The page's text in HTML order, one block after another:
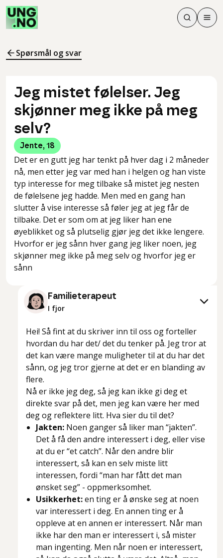
Søk
Søk
Meny
Spørsmål og svar
Jeg mistet følelser. Jeg
skjønner meg ikke på meg
selv?
Jente, 18
Det er en gutt jeg har tenkt på hver dag i 2 måneder
nå, men etter jeg var med han i helgen og han viste
typ interesse for meg tilbake så mistet jeg nesten
de følelsene jeg hadde. Men med en gang han
slutter å vise interesse så føler jeg at jeg får de
tilbake. Det er som om at jeg liker han ene
øyeblikket og så plutselig gjør jeg det ikke lengere.
Hvorfor er jeg sånn hver gang jeg liker noen, jeg
skjønner meg ikke på meg selv og hvorfor jeg er
sånn
Familieterapeut
I fjor
Hei! Så fint at du skriver inn til oss og forteller
hvordan du har det/ det du tenker på. Jeg tror at
det kan være mange muligheter til at du har det
sånn, og jeg tror gjerne at det er en blanding av
flere.
Nå er ikke jeg deg, så jeg kan ikke gi deg et
direkte svar på det, men jeg kan være her med
deg og reflektere litt. Hva sier du til det?
Jakten: Noen ganger så liker man “jakten”.
Det å få den andre interessert i deg, eller vise
at du er “et catch”. Når den andre blir
interessert, så kan en selv miste litt
interessen, fordi “man har fått det man
ønsket seg” - oppmerksomhet.
Usikkerhet:en ting er å ønske seg at noen
var interessert i deg. En annen ting er å
oppleve at en annen er interessert. Når man
ikke har den man er interessert i, så mister
man ingenting. Men når noen er interessert,